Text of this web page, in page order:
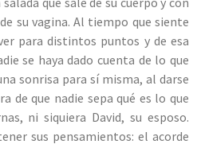
su vagina. Al tiempo que siente
para distintos puntos y de esa
se haya dado cuenta de lo que
sonrisa para sí misma, al darse
de que nadie sepa qué es lo que
ni siquiera David, su esposo.
sus pensamientos: el acorde